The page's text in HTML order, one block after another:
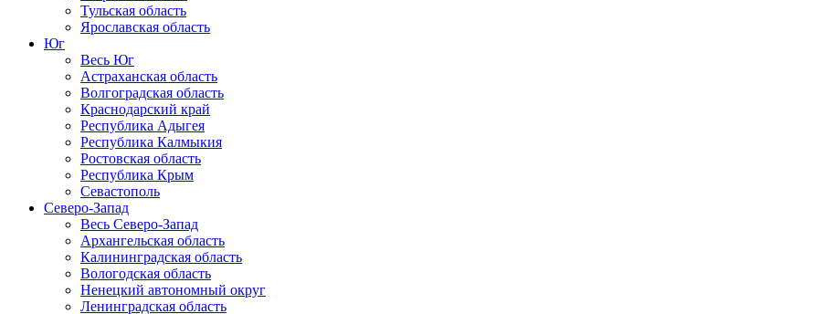
Тульская область
Ярославская область
Юг
Весь Юг
Астраханская область
Волгоградская область
Краснодарский край
Республика Адыгея
Республика Калмыкия
Ростовская область
Республика Крым
Севастополь
Северо-Запад
Весь Северо-Запад
Архангельская область
Калининградская область
Вологодская область
Ненецкий автономный округ
Ленинградская область